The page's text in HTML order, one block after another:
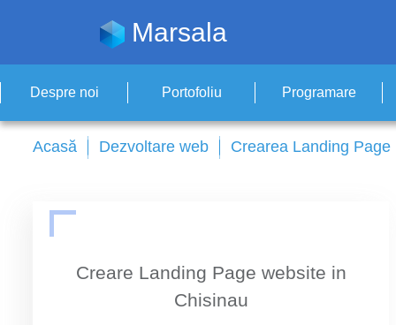
Marsala
Despre noi Portofoliu Programare
Acasă Dezvoltare web Crearea Landing Page
Creare Landing Page website in
Chisinau